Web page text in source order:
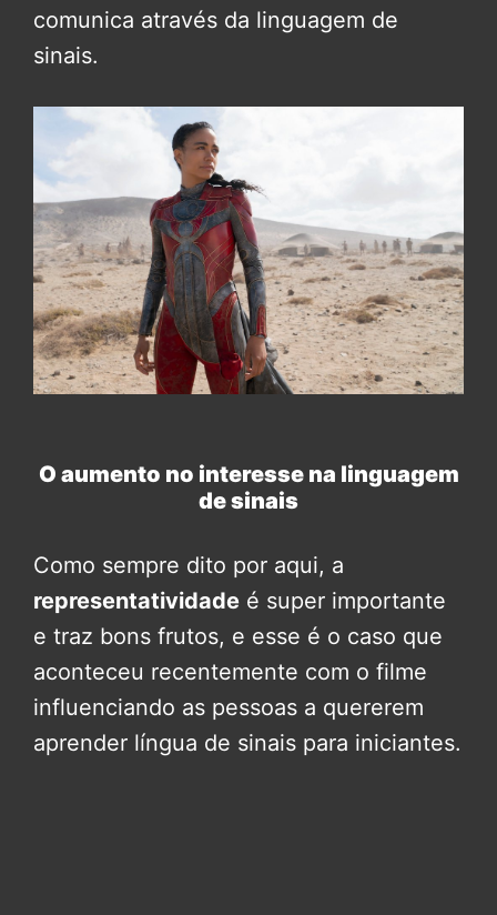
comunica através da linguagem de
sinais.
O aumento no interesse na linguagem
de sinais
Como sempre dito por aqui, a
representatividade é super importante
e traz bons frutos, e esse é o caso que
aconteceu recentemente com o filme
influenciando as pessoas a quererem
aprender língua de sinais para iniciantes.